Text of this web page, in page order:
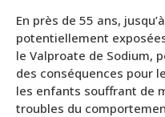
En près de 55 ans,
potentiellement
le Valproate de Sodium,
des conséquences pour
les enfants souffrant de
troubles du